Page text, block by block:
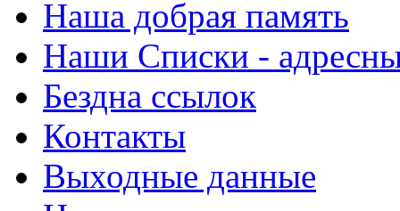
Наша добрая память
Наши Списки -
Бездна ссылок
Контакты
Выходные данные